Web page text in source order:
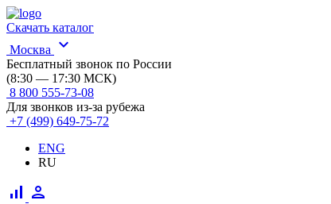
Скачать каталог
Москва
expand_more
Бесплатный звонок по России
(8:30 — 17:30 МСК)
8 800 555-73-08
Для звонков из-за рубежа
+7 (499) 649-75-72
ENG
RU
signal_cellular_alt person